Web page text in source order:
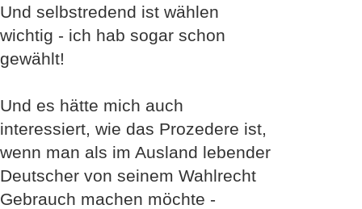
Und selbstredend ist wählen
wichtig - ich hab sogar schon
gewählt!
Und es hätte mich auch
interessiert, wie das Prozedere ist,
wenn man als im Ausland lebender
Deutscher von seinem Wahlrecht
Gebrauch machen möchte -